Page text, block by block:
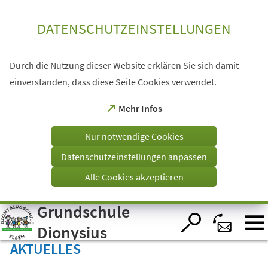
Visuelle
Assistenzsoftware
öffnen.
DATENSCHUTZEINSTELLUNGEN
Durch die Nutzung dieser Website erklären Sie sich damit
einverstanden, dass diese Seite Cookies verwendet.
Mehr Infos
(Öffnet
einem
Tab)
Nur notwendige Cookies
Datenschutzeinstellungen anpassen
Alle Cookies akzeptieren
Grundschule
Dionysius
AKTUELLES